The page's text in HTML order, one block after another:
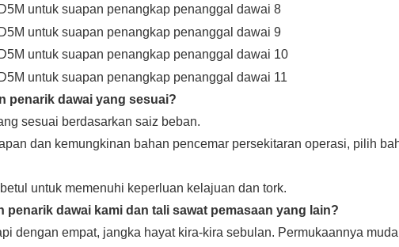
penarik dawai yang sesuai?
sesuai berdasarkan saiz beban.
dan kemungkinan bahan pencemar persekitaran operasi, pilih
untuk memenuhi keperluan kelajuan dan tork.
dawai kami dan tali sawat pemasaan yang lain?
dengan empat, jangka hayat kira-kira sebulan. Permukaannya